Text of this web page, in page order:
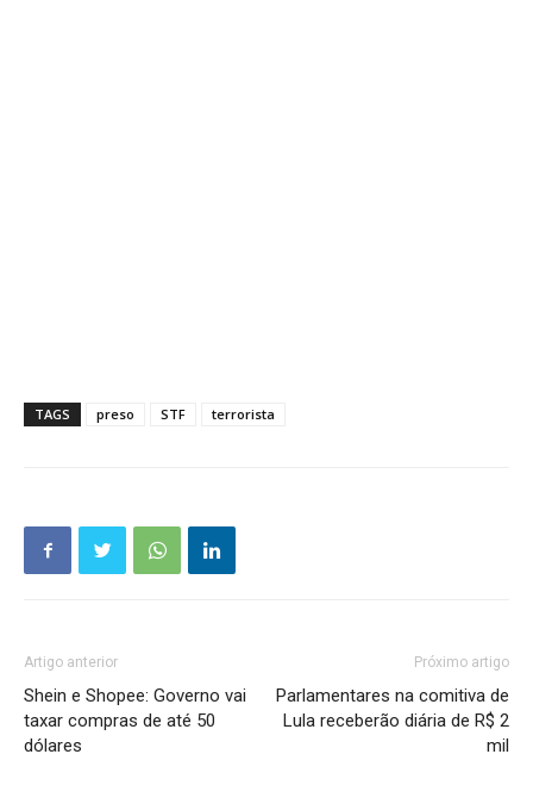
TAGS preso STF terrorista
Artigo anterior
Shein e Shopee: Governo vai
taxar compras de até 50
dólares
Próximo artigo
Parlamentares na comitiva de
Lula receberão diária de R$ 2
mil